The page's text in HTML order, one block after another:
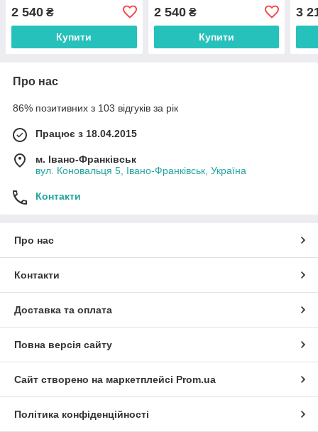
2 540 ₴
Купити
2 540₴
Купити
3
Про нас
86% позитивних з 103 відгуків за рік
Працює з 18.04.2015
м. Івано-Франківськ
вул. Коновальця 5, Івано-Франківськ, Україна
Контакти
Про нас
Контакти
Доставка та оплата
Повна версія сайту
Сайт створено на маркетплейсі Prom.ua
Політика конфіденційності